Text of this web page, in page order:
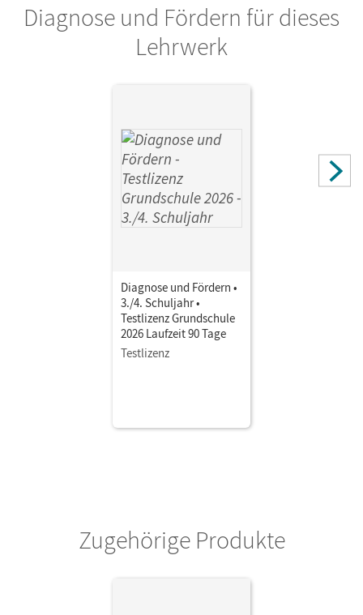
Autor/-in
Batzer, Susanne; Cichon, Martin; Wachter, Martin;
Diagnose und Fördern für dieses
Lehrwerk
Diagnose und Fördern •
3./4. Schuljahr •
Testlizenz Grundschule
2026 Laufzeit 90 Tage
Testlizenz
Zugehörige Produkte